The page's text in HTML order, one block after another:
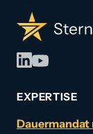
EXPERTISE